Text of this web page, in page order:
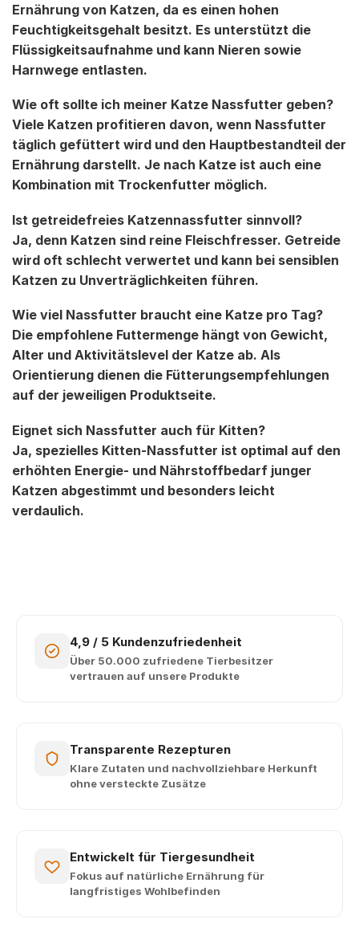
Ernährung von Katzen, da es einen hohen
Feuchtigkeitsgehalt besitzt. Es unterstützt die
Flüssigkeitsaufnahme und kann Nieren sowie
Harnwege entlasten.
Wie oft sollte ich meiner Katze Nassfutter geben?
Viele Katzen profitieren davon, wenn Nassfutter
täglich gefüttert wird und den Hauptbestandteil der
Ernährung darstellt. Je nach Katze ist auch eine
Kombination mit Trockenfutter möglich.
Ist getreidefreies Katzennassfutter sinnvoll?
Ja, denn Katzen sind reine Fleischfresser. Getreide
wird oft schlecht verwertet und kann bei sensiblen
Katzen zu Unverträglichkeiten führen.
Wie viel Nassfutter braucht eine Katze pro Tag?
Die empfohlene Futtermenge hängt von Gewicht,
Alter und Aktivitätslevel der Katze ab. Als
Orientierung dienen die Fütterungsempfehlungen
auf der jeweiligen Produktseite.
Eignet sich Nassfutter auch für Kitten?
Ja, spezielles Kitten-Nassfutter ist optimal auf den
erhöhten Energie- und Nährstoffbedarf junger
Katzen abgestimmt und besonders leicht
verdaulich.
4,9 / 5 Kundenzufriedenheit
Über 50.000 zufriedene Tierbesitzer
vertrauen auf unsere Produkte
Transparente Rezepturen
Klare Zutaten und nachvollziehbare Herkunft
ohne versteckte Zusätze
Entwickelt für Tiergesundheit
Fokus auf natürliche Ernährung für
langfristiges Wohlbefinden